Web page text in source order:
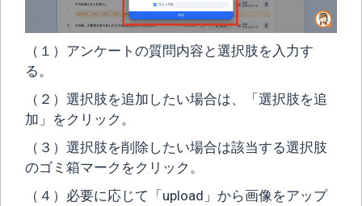
（１）アンケートの質問内容と選択肢を入力す
る。
（２）選択肢を追加したい場合は、「選択肢を追
加」をクリック。
（３）選択肢を削除したい場合は該当する選択肢
のゴミ箱マークをクリック。
（４）必要に応じて「upload」から画像をアップ